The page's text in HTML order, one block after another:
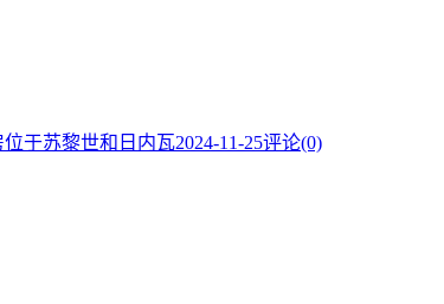
位于苏黎世和日内瓦2024-11-25评论(0)